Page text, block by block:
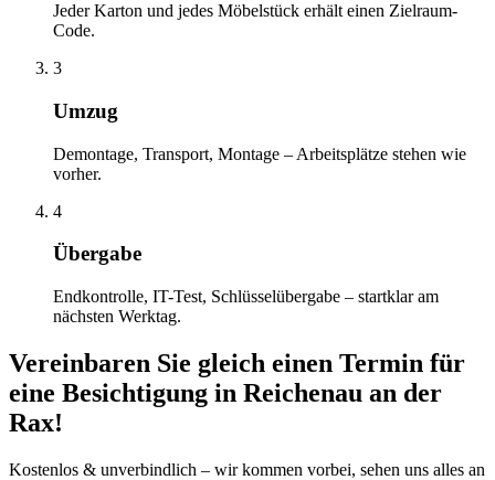
Jeder Karton und jedes Möbelstück erhält einen Zielraum-
Code.
3
Umzug
Demontage, Transport, Montage – Arbeitsplätze stehen wie
vorher.
4
Übergabe
Endkontrolle, IT-Test, Schlüsselübergabe – startklar am
nächsten Werktag.
Vereinbaren Sie gleich einen Termin für
eine Besichtigung in Reichenau an der
Rax!
Kostenlos & unverbindlich – wir kommen vorbei, sehen uns alles an